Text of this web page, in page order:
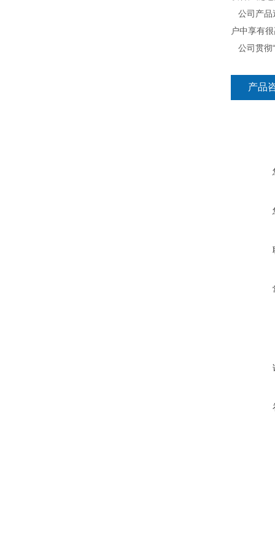
公司产品
户中享有
公司贯彻
产品